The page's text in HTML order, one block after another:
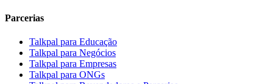
Parcerias
Talkpal para Educação
Talkpal para Negócios
Talkpal para Empresas
Talkpal para ONGs